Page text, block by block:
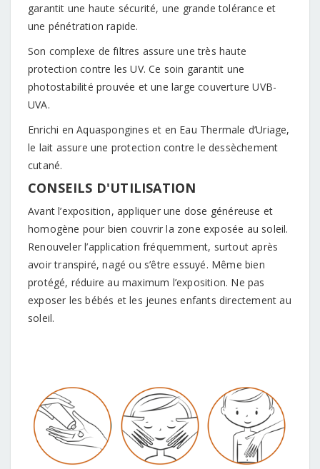
garantit une haute sécurité, une grande tolérance et
une pénétration rapide.
Son complexe de filtres assure une très haute
protection contre les UV. Ce soin garantit une
photostabilité prouvée et une large couverture UVB-
UVA.
Enrichi en Aquaspongines et en Eau Thermale d’Uriage,
le lait assure une protection contre le dessèchement
cutané.
CONSEILS D'UTILISATION
Avant l’exposition, appliquer une dose généreuse et
homogène pour bien couvrir la zone exposée au soleil.
Renouveler l’application fréquemment, surtout après
avoir transpiré, nagé ou s’être essuyé. Même bien
protégé, réduire au maximum l’exposition. Ne pas
exposer les bébés et les jeunes enfants directement au
soleil.